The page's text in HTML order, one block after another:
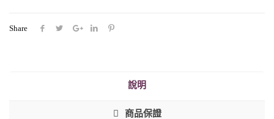
Share
說明
商品保證